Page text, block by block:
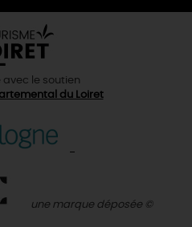
avec le soutien
du Loiret
une marque déposée ©